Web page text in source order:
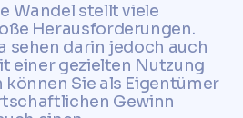
Wandel stellt viele
Herausforderungen.
sehen darin jedoch auch
einer gezielten Nutzung
Sie als Eigentümer
Gewinn